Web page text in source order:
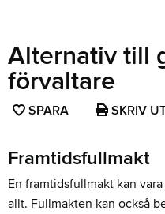
Alternativ till
förvaltare
SPARA SPARA
SOM
SKRIV
Framtidsfullmakt
En framtidsfullmakt kan
allt. Fullmakten kan också